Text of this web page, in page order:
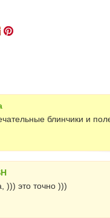
блинчики и
))) это точно )))